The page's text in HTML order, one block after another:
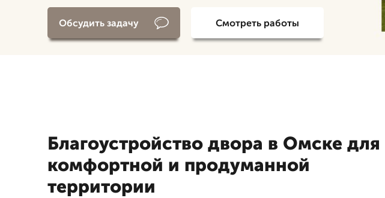
Обсудить задачу Смотреть работы
Благоустройство двора в Омске для
комфортной и продуманной
территории